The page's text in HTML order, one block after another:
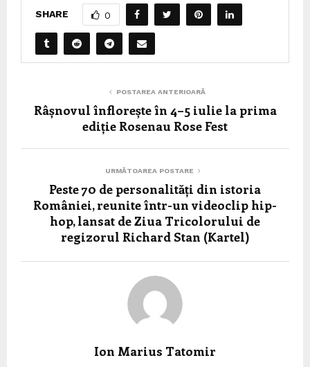
SHARE 0
POSTAREA ANTERIOARĂ
Râșnovul înflorește în 4–5 iulie la prima
ediție Rosenau Rose Fest
URMĂTOAREA POSTARE
Peste 70 de personalități din istoria
României, reunite într-un videoclip hip-
hop, lansat de Ziua Tricolorului de
regizorul Richard Stan (Kartel)
Ion Marius Tatomir